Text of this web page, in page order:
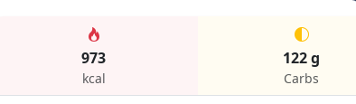
973
kcal
122 g
Carbs